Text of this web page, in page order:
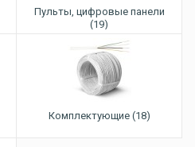
Пульты, цифровые панели
(19)
Комплектующие (18)